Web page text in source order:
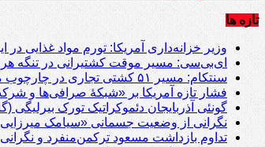
تازه ها
وزیر خزانه‌داری آمریکا: تورم مواد غذایی در ایران به ۱۸۰ درصد
ای‌بی‌سی: مسیر موقت کشتیرانی در تنگه هرمز ۶۰ روزه
سنتکام: مسیر ۵۱ کشتی تجاری در چارچوب محاصره دریایی جمهوری اسلامی تغییر داده شد؛ دو کشتی از کار افتادند
فشار تازه آمریکا بر «شبکۀ صرافی‌ها و
گونئی آذربایجان دئموکراتیک تورک بیرلیگی
نگرانی از وضعیت جسمانی «سیامک
تداوم بازداشت مسعود ترکمن‌منفرد و